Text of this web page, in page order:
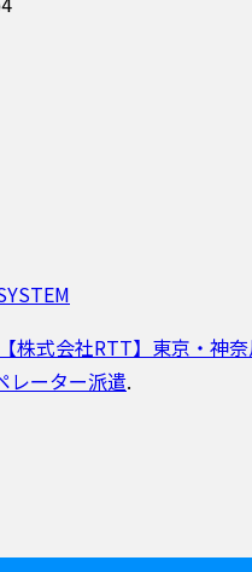
【株式会社RTT】東京・神
レーター派遣.